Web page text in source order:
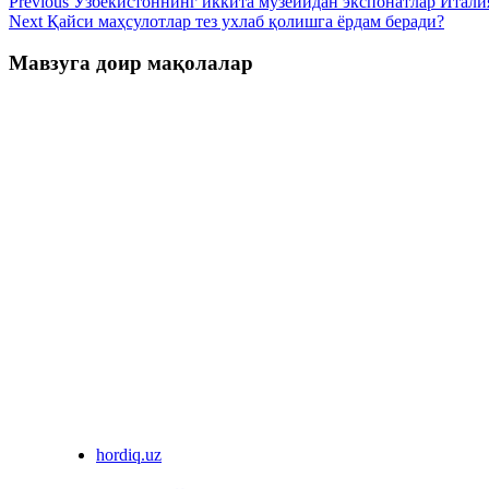
Next Қайси маҳсулотлар тез ухлаб қолишга ёрдам беради?
Мавзуга доир мақолалар
hordiq.uz